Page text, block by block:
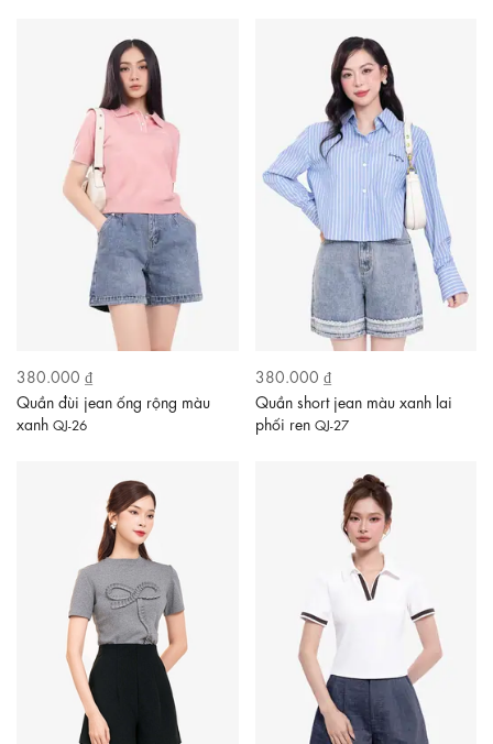
380.000 ₫
Quần đùi jean ống rộng màu
xanh QJ-26
380.000 ₫
Quần short jean màu xanh lai
phối ren QJ-27